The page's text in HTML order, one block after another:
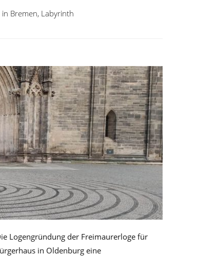
Bremen, Labyrinth
Logengründung der Freimaurerloge für
in Oldenburg eine